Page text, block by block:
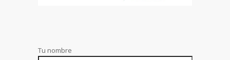
Tu nombre